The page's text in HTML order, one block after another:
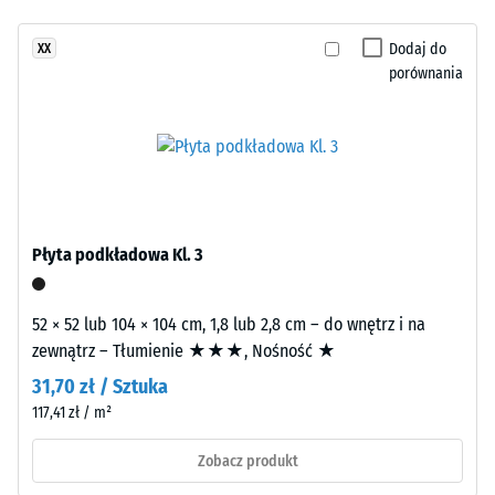
energetyczną
kompozycję.
Materiał
budowa
budowę
godzinach
odciążenia
kg/m³
Tłumienie
wstrząsów,
drgań i
dźwięków
uderzeniowych
– Wartość
skali 2 =
tłumienie
jeszcze
żadnego
Dodaj do
porównania
XX
Płyta podkładowa Kl. 3
52 × 52 lub 104 × 104 cm, 1,8 lub 2,8 cm – do wnętrz i na
zewnątrz – Tłumienie ★★★, Nośność ★
31,70 zł / Sztuka
117,41 zł / m²
Zobacz produkt